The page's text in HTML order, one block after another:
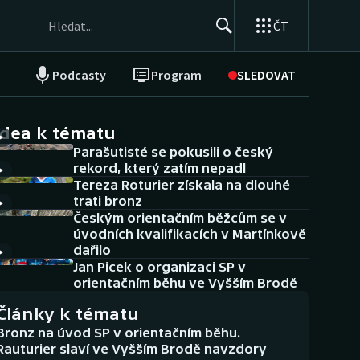
ČT
Podcasty Program SLEDOVAT
NEPŘEHLÉDNĚTE
Historické návraty
Aplikace ČT sport
AZ kvíz
k tématu
Parašutisté se pokusili o český
rekord, který zatím nepadl
Tereza Roturier získala na dlouhé
trati bronz
Českým orientačním běžcům se v
úvodních kvalifikacích v Martínkově
dařilo
Jan Picek o organizaci SP v
orientačním běhu ve Vyšším Brodě
k tématu
na úvod SP v orientačním běhu.
slaví ve Vyšším Brodě navzdory